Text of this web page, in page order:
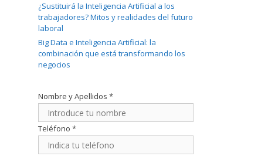
¿Sustituirá la Inteligencia Artificial a los
trabajadores? Mitos y realidades del futuro
laboral
Big Data e Inteligencia Artificial: la
combinación que está transformando los
negocios
Nombre y Apellidos *
Teléfono *